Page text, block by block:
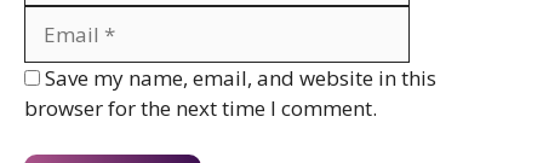
Save my name, email, and website in this
browser for the next time I comment.